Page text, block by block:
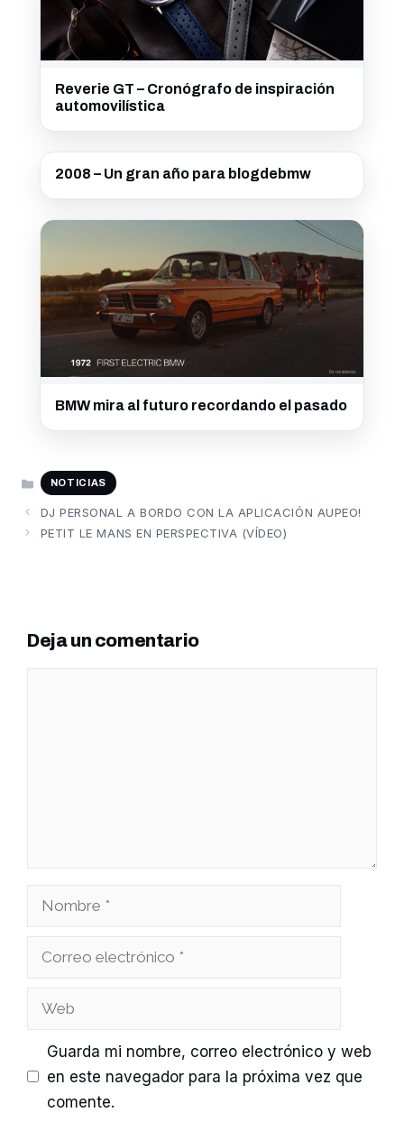
Reverie GT – Cronógrafo de inspiración
automovilística
2008 – Un gran año para blogdebmw
BMW mira al futuro recordando el pasado
CATEGORÍAS
NOTICIAS
DJ PERSONAL A BORDO CON LA APLICACIÓN AUPEO!
PETIT LE MANS EN PERSPECTIVA (VÍDEO)
Deja un comentario
Nombre
Correo
Web
Guarda mi nombre, correo electrónico y web
en este navegador para la próxima vez que
comente.